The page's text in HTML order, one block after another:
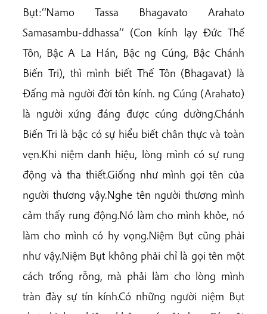
Bụt:‘‘Namo Tassa Bhagavato Arahato
Samasambu-ddhassa’’ (Con kính lạy Đức Thế
Tôn, Bậc A La Hán, Bậc ­ng Cúng, Bậc Chánh
Biến Tri), thì mình biết Thế Tôn (Bhagavat) là
Đấng mà người đời tôn kính. ­ng Cúng (Arahato)
là người xứng đáng được cúng dường.Chánh
Biến Tri là bậc có sự hiểu biết chân thực và toàn
vẹn.Khi niệm danh hiệu, lòng mình có sự rung
động và tha thiết.Giống như mình gọi tên của
người thương vậy.Nghe tên người thương mình
cảm thấy rung động.Nó làm cho mình khỏe, nó
làm cho mình có hy vọng.Niệm Bụt cũng phải
như vậy.Niệm Bụt không phải chỉ là gọi tên một
cách trống rỗng, mà phải làm cho lòng mình
tràn đày sự tín kính.Có những người niệm Bụt